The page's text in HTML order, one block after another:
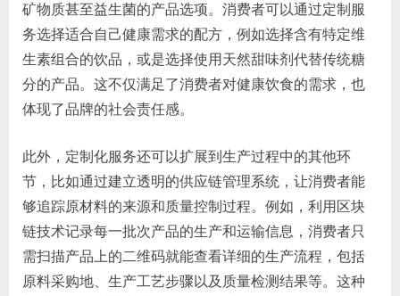
矿物质甚至益生菌的产品选项。消费者可以通过定制服
务选择适合自己健康需求的配方，例如选择含有特定维
生素组合的饮品，或是选择使用天然甜味剂代替传统糖
分的产品。这不仅满足了消费者对健康饮食的需求，也
体现了品牌的社会责任感。
此外，定制化服务还可以扩展到生产过程中的其他环
节，比如通过建立透明的供应链管理系统，让消费者能
够追踪原材料的来源和质量控制过程。例如，利用区块
链技术记录每一批次产品的生产和运输信息，消费者只
需扫描产品上的二维码就能查看详细的生产流程，包括
原料采购地、生产工艺步骤以及质量检测结果等。这种